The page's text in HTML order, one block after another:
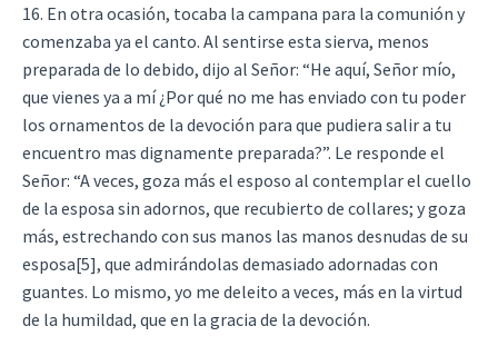
16. En otra ocasión, tocaba la campana para la comunión y
comenzaba ya el canto. Al sentirse esta sierva, menos
preparada de lo debido, dijo al Señor: “He aquí, Señor mío,
que vienes ya a mí ¿Por qué no me has enviado con tu poder
los ornamentos de la devoción para que pudiera salir a tu
encuentro mas dignamente preparada?”. Le responde el
Señor: “A veces, goza más el esposo al contemplar el cuello
de la esposa sin adornos, que recubierto de collares; y goza
más, estrechando con sus manos las manos desnudas de su
esposa[5], que admirándolas demasiado adornadas con
guantes. Lo mismo, yo me deleito a veces, más en la virtud
de la humildad, que en la gracia de la devoción.